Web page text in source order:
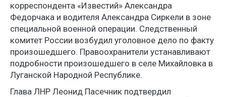
корреспондента «Известий» Александра
Федорчака и водителя Александра Сиркели в зоне
специальной военной операции. Следственный
комитет России возбудил уголовное дело по факту
произошедшего. Правоохранители устанавливают
подробности произошедшего в селе Михайловка в
Луганской Народной Республике.
Глава ЛНР Леонид Пасечник подтвердил